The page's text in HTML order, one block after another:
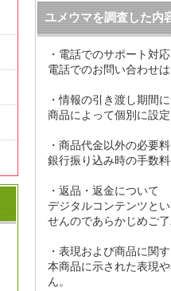
ユメウマを調査した内
・電話でのサポート対
電話でのお問い合わせ
・情報の引き渡し期間
商品によって個別に設定
・商品代金以外の必要
銀行振り込み時の手数
・返品・返金について
デジタルコンテンツと
せんのであらかじめご了
・表現および商品に関
本商品に示された表現
ん。